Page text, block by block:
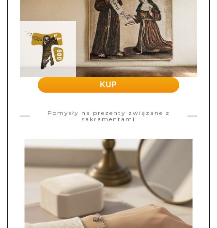
KUP
Pomysły na prezenty związane z
sakramentami